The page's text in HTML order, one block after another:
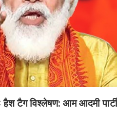
टैग विश्लेषण: आम आदमी पार्टी